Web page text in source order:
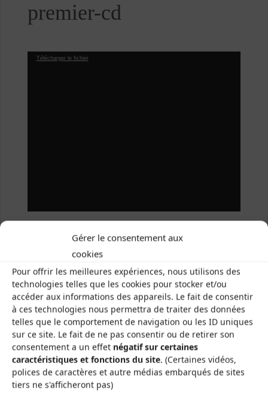
Gérer le consentement aux
cookies
Pour offrir les meilleures expériences, nous utilisons des
technologies telles que les cookies pour stocker et/ou
accéder aux informations des appareils. Le fait de consentir
à ces technologies nous permettra de traiter des données
telles que le comportement de navigation ou les ID uniques
sur ce site. Le fait de ne pas consentir ou de retirer son
consentement a un effet négatif sur certaines
caractéristiques et fonctions du site. (Certaines vidéos,
polices de caractères et autre médias embarqués de sites
tiers ne s'afficheront pas)
premier-cd
Lecteur
Télécharger le fichier
la-vielha-enregistre-son-premier-cd
Les Brayauds-CDMDT63
Le Gamounet
40 rue de la République
63200 Saint-Bonnet-près-Riom